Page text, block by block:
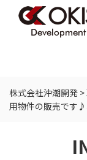
株式会社沖潮開発 >
用物件の販売です